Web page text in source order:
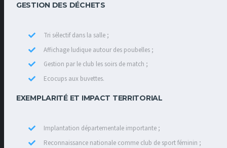
GESTION DES DÉCHETS
Tri sélectif dans la salle ;
Affichage ludique autour des poubelles ;
Gestion par le club les soirs de match ;
Ecocups aux buvettes.
EXEMPLARITÉ ET IMPACT TERRITORIAL
Implantation départementale importante ;
Reconnaissance nationale comme club de sport féminin ;